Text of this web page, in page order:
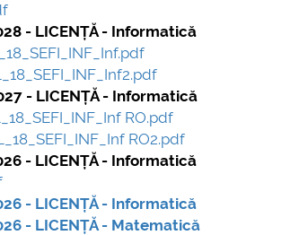
- LICENȚĂ - Informatică
- LICENȚĂ - Informatică
RO.pdf
RO2.pdf
- LICENȚĂ - Informatică
- LICENȚĂ - Informatică
- LICENȚĂ - Matematică